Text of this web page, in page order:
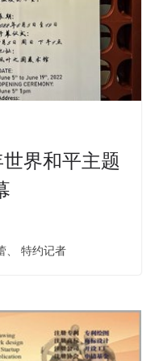
界和平主题
、 特约记者